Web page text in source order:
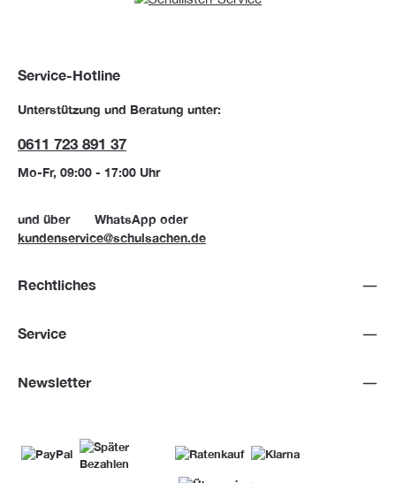
Service-Hotline
Unterstützung und Beratung unter:
0611 723 891 37
Mo-Fr, 09:00 - 17:00 Uhr
und über WhatsApp oder
kundenservice@schulsachen.de
Rechtliches
Service
Newsletter